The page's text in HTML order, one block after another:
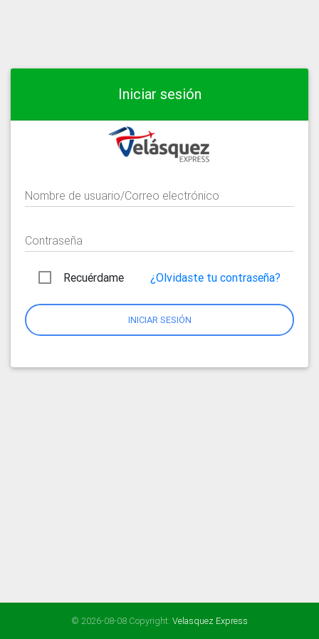
Iniciar sesión
Nombre de usuario/Correo electrónico
Contraseña
Recuérdame ¿Olvidaste tu contraseña?
INICIAR SESIÓN
© 2026-08-08 Copyright: Velasquez Express